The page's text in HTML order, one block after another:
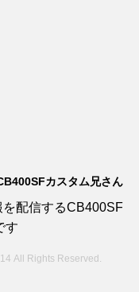
カスタム兄さん
配信するCB400SF
す
All Rights Reserved.